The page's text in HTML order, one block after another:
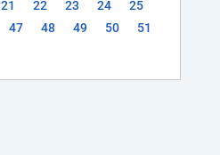
21 22 23 24
25
47 48 49 50
51